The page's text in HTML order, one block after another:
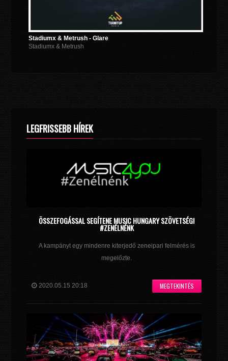
Stadiumx & Metrush - Glare
Stadiumx & Metrush
LEGFRISSEBB HÍREK
ÖSSZEFOGÁSSAL SEGÍTENE MUSIC HUNGARY SZÖVETSÉG!
#ZENÉLNÉNK
A kampányt egy mindenre kiterjedő zeneipari felmérés is
megelőzte.
2020.05.15 20:18 MEGTEKINTÉS